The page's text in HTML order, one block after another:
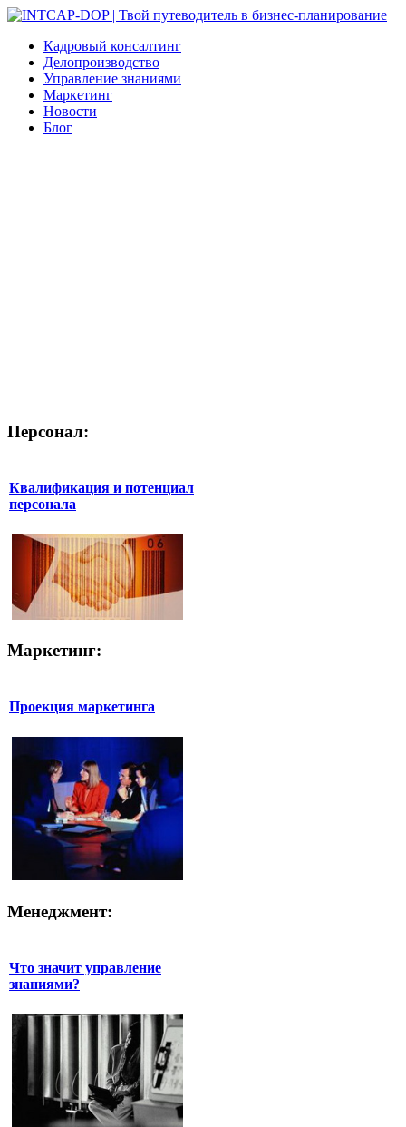
Кадровый консалтинг
Делопроизводство
Управление знаниями
Маркетинг
Новости
Блог
Персонал:
Квалификация и потенциал
персонала
Маркетинг:
Проекция маркетинга
Менеджмент:
Что значит управление
знаниями?